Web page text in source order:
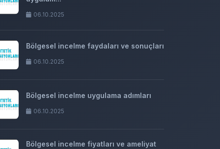
06.10.2025
Bölgesel incelme faydaları ve sonuçları
06.10.2025
Bölgesel incelme uygulama adımları
06.10.2025
Bölgesel incelme fiyatları ve ameliyat